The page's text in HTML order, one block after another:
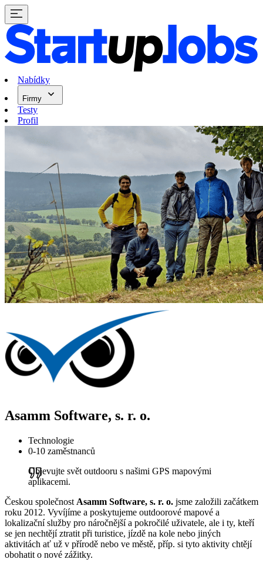
Nabídky
Firmy
Testy
Profil
Asamm Software, s. r. o.
Technologie
0-10 zaměstnanců
Objevujte svět outdooru s našimi GPS mapovými
aplikacemi.
Českou společnost Asamm Software, s. r. o. jsme založili začátkem
roku 2012. Vyvíjíme a poskytujeme outdoorové mapové a
lokalizační služby pro náročnější a pokročilé uživatele, ale i ty, kteří
se jen nechtějí ztratit při turistice, jízdě na kole nebo jiných
aktivitách ať už v přírodě nebo ve městě, příp. si tyto aktivity chtějí
obohatit o nové zážitky.